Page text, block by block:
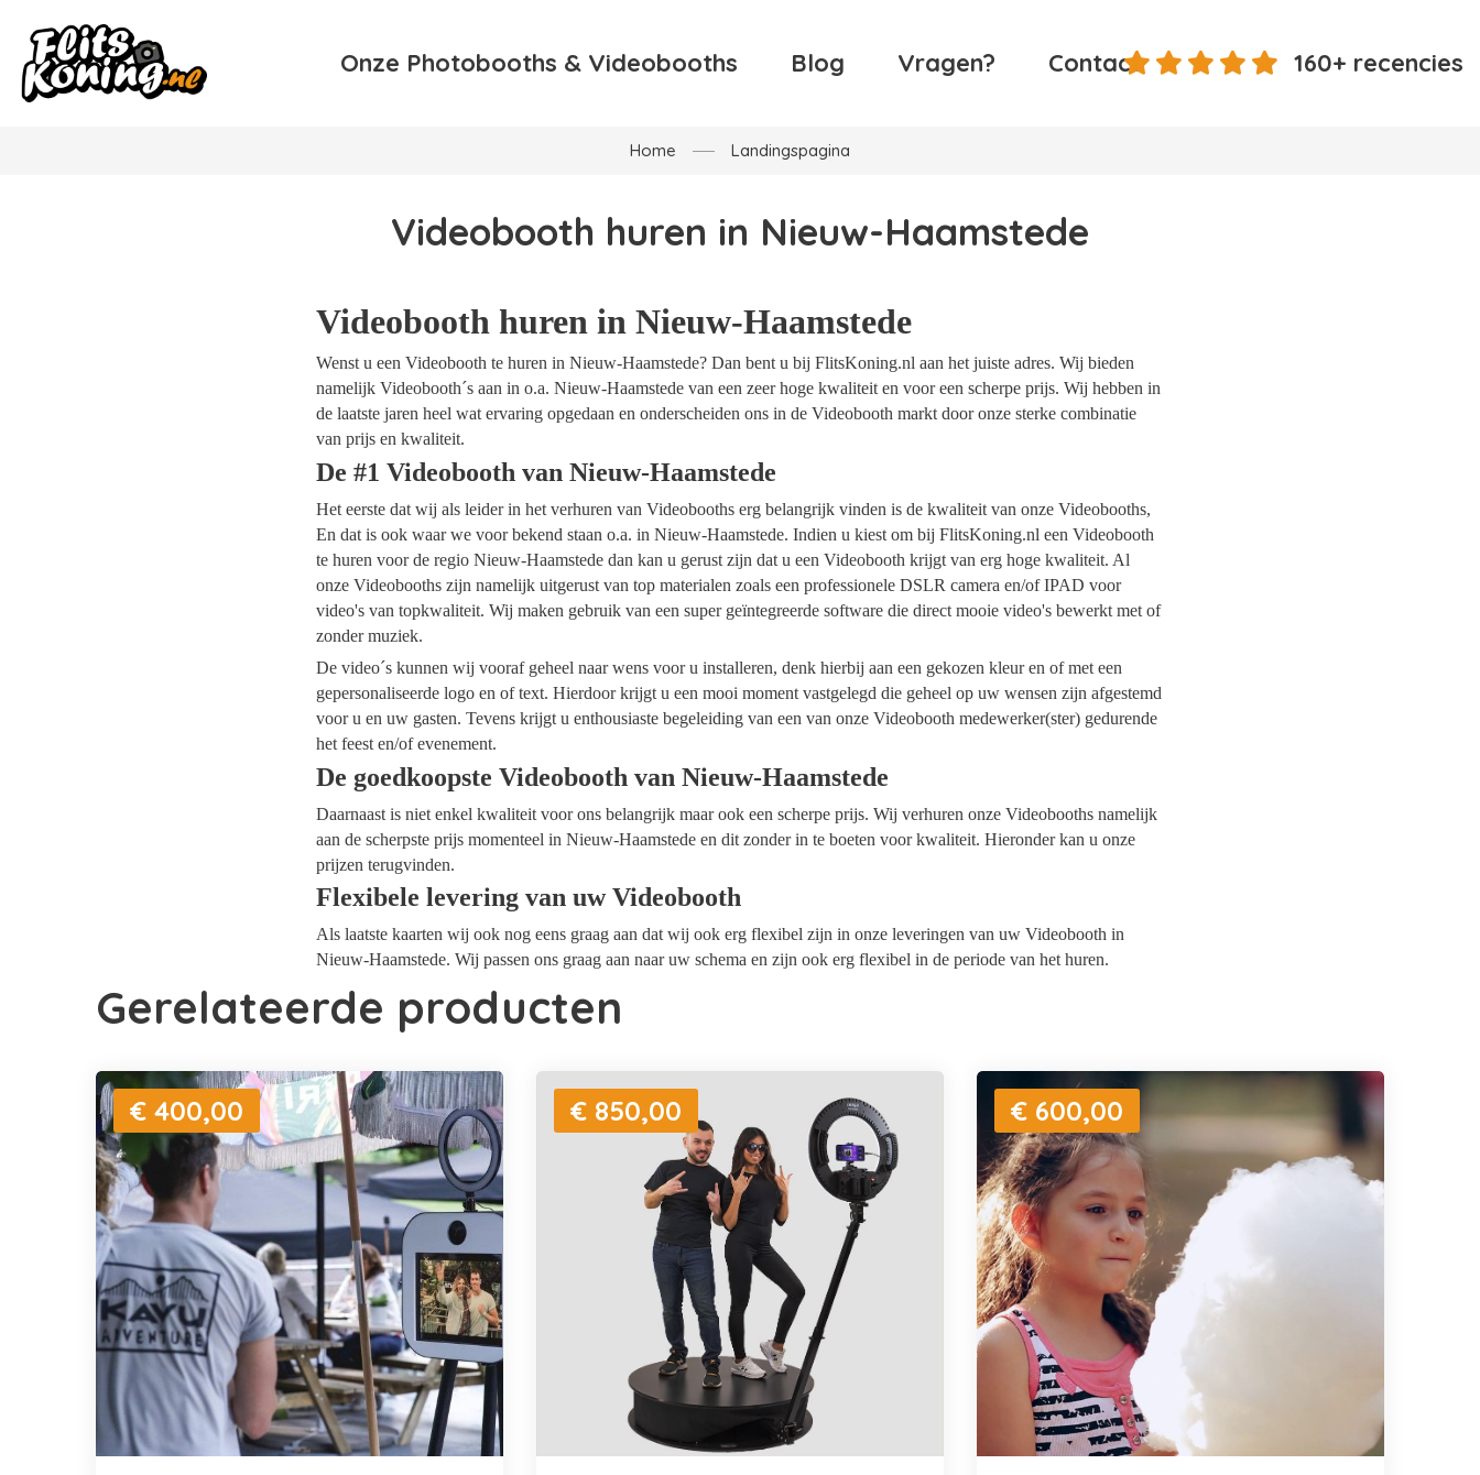
Onze Photobooths & Videobooths Blog Vragen? Contact 160+ recencies
Home Landingspagina
Videobooth huren in Nieuw-Haamstede
Videobooth huren in Nieuw-Haamstede
Wenst u een Videobooth te huren in Nieuw-Haamstede? Dan bent u bij FlitsKoning.nl aan het juiste adres. Wij bieden
namelijk Videobooth´s aan in o.a. Nieuw-Haamstede van een zeer hoge kwaliteit en voor een scherpe prijs. Wij hebben in
de laatste jaren heel wat ervaring opgedaan en onderscheiden ons in de Videobooth markt door onze sterke combinatie
van prijs en kwaliteit.
De #1 Videobooth van Nieuw-Haamstede
Het eerste dat wij als leider in het verhuren van Videobooths erg belangrijk vinden is de kwaliteit van onze Videobooths,
En dat is ook waar we voor bekend staan o.a. in Nieuw-Haamstede. Indien u kiest om bij FlitsKoning.nl een Videobooth
te huren voor de regio Nieuw-Haamstede dan kan u gerust zijn dat u een Videobooth krijgt van erg hoge kwaliteit. Al
onze Videobooths zijn namelijk uitgerust van top materialen zoals een professionele DSLR camera en/of IPAD voor
video's van topkwaliteit. Wij maken gebruik van een super geïntegreerde software die direct mooie video's bewerkt met of
zonder muziek.
De video´s kunnen wij vooraf geheel naar wens voor u installeren, denk hierbij aan een gekozen kleur en of met een
gepersonaliseerde logo en of text. Hierdoor krijgt u een mooi moment vastgelegd die geheel op uw wensen zijn afgestemd
voor u en uw gasten. Tevens krijgt u enthousiaste begeleiding van een van onze Videobooth medewerker(ster) gedurende
het feest en/of evenement.
De goedkoopste Videobooth van Nieuw-Haamstede
Daarnaast is niet enkel kwaliteit voor ons belangrijk maar ook een scherpe prijs. Wij verhuren onze Videobooths namelijk
aan de scherpste prijs momenteel in Nieuw-Haamstede en dit zonder in te boeten voor kwaliteit. Hieronder kan u onze
prijzen terugvinden.
Flexibele levering van uw Videobooth
Als laatste kaarten wij ook nog eens graag aan dat wij ook erg flexibel zijn in onze leveringen van uw Videobooth in
Nieuw-Haamstede. Wij passen ons graag aan naar uw schema en zijn ook erg flexibel in de periode van het huren.
Gerelateerde producten
€ 400,00 € 850,00 € 600,00